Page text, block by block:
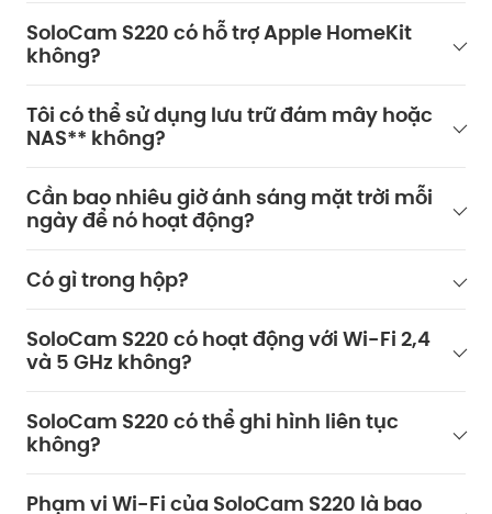
SoloCam S220 có hỗ trợ Apple HomeKit
không?
Tôi có thể sử dụng lưu trữ đám mây hoặc
NAS** không?
Cần bao nhiêu giờ ánh sáng mặt trời mỗi
ngày để nó hoạt động?
Có gì trong hộp?
SoloCam S220 có hoạt động với Wi-Fi 2,4
và 5 GHz không?
SoloCam S220 có thể ghi hình liên tục
không?
Phạm vi Wi-Fi của SoloCam S220 là bao